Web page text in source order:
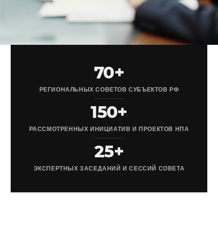
70+
РЕГИОНАЛЬНЫХ СОВЕТОВ СУБЪЕКТОВ РФ
150+
РАССМОТРЕННЫХ ИНИЦИАТИВ И ПРОЕКТОВ НПА
25+
ЭКСПЕРТНЫХ ЗАСЕДАНИЙ И СЕССИЙ СОВЕТА